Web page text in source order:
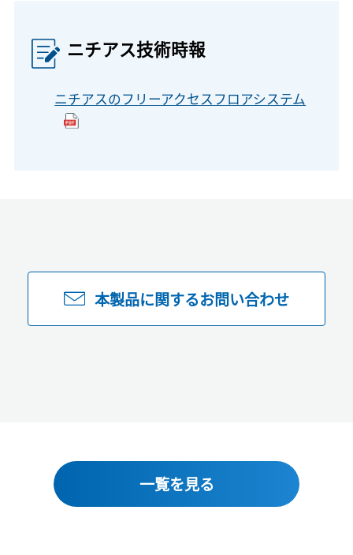
ニチアス技術時報
ニチアスのフリーアクセスフロアシステム
本製品に関するお問い合わせ
一覧を見る